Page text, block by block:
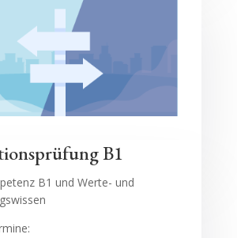
B1
B1 und Werte- und